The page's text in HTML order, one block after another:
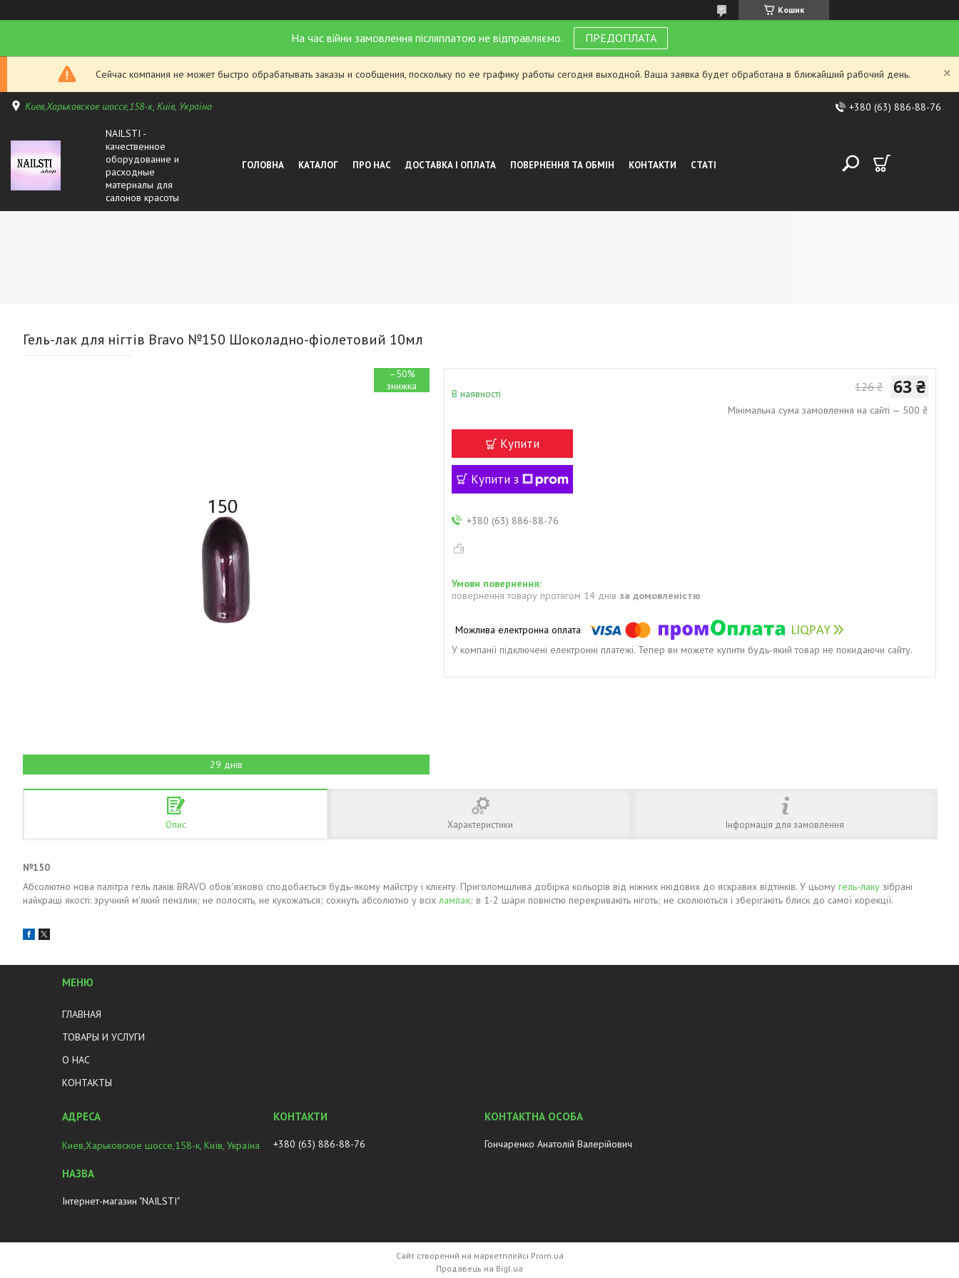
Кошик
На час війни замовлення післяплатою не відправляємо. ПРЕДОПЛАТА
Сейчас компания не может быстро обрабатывать заказы и сообщения, поскольку по ее графику работы сегодня выходной. Ваша заявка будет обработана в ближайший рабочий день.
Киев,Харьковское шоссе,158-к, Київ, Україна +380 (63) 886-88-76
NAILSTI -
качественное
оборудование и
расходные
материалы для
салонов красоты
ГОЛОВНА КАТАЛОГ ПРО НАС ДОСТАВКА І ОПЛАТА ПОВЕРНЕННЯ ТА ОБМІН КОНТАКТИ СТАТІ
Гель-лак для нігтів Bravo №150 Шоколадно-фіолетовий 10мл
–50%
29 днів
В наявності 126 ₴ 63 ₴
Мінімальна сума замовлення на сайті — 500 ₴
Купити
Купити з
+380 (63) 886-88-76
повернення товару протягом 14 днів за домовленістю
У компанії підключені електронні платежі. Тепер ви можете купити будь-який товар не покидаючи сайту.
Опис Характеристики Інформація для замовлення
№150
Абсолютно нова палітра гель лаків BRAVO обов'язково сподобається будь-якому майстру і клієнту. Приголомшлива добірка кольорів від ніжних нюдових до яскравих відтінків. У цьому гель-лаку зібрані
найкращі якості: зручний м'який пензлик; не полосять, не кукожаться; сохнуть абсолютно у всіх лампах; в 1-2 шари повністю перекривають ніготь; не сколюються і зберігають блиск до самої корекції.
МЕНЮ
ГЛАВНАЯ
ТОВАРЫ И УСЛУГИ
О НАС
КОНТАКТЫ
Киев,Харьковское шоссе,158-к, Київ, Україна
Інтернет-магазин "NAILSTI"
+380 (63) 886-88-76 Гончаренко Анатолій Валерійович
Сайт створений на маркетплейсі Prom.ua
Продавець на Bigl.ua